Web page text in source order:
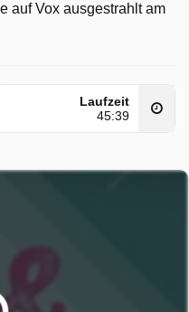
auf Vox ausgestrahlt am
Laufzeit
45:39